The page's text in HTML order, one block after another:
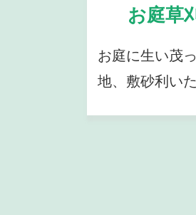
お庭草
お庭に生い茂
地、敷砂利い